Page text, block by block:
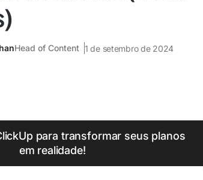
Head of Content 1 de setembro de 2024
para transformar seus planos
em realidade!